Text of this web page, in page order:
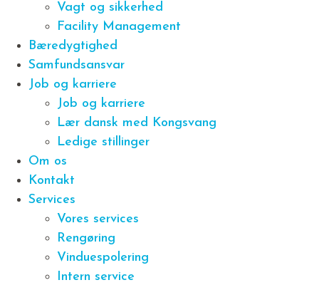
Vagt og sikkerhed
Facility Management
Bæredygtighed
Samfundsansvar
Job og karriere
Job og karriere
Lær dansk med Kongsvang
Ledige stillinger
Om os
Kontakt
Services
Vores services
Rengøring
Vinduespolering
Intern service